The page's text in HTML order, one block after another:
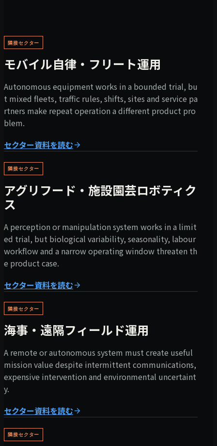
隣接セクター
モバイル自律・フリート運用
Autonomous equipment works in a bounded trial, bu
t mixed fleets, traffic rules, shifts, sites and service pa
rtners make repeat operation a different product pro
blem.
セクター資料を読む
隣接セクター
アグリフード・施設園芸ロボティク
ス
A perception or manipulation system works in a limit
ed trial, but biological variability, seasonality, labour
workflow and a narrow operating window threaten th
e product case.
セクター資料を読む
隣接セクター
海事・遠隔フィールド運用
A remote or autonomous system must create useful
mission value despite intermittent communications,
expensive intervention and environmental uncertaint
y.
セクター資料を読む
隣接セクター